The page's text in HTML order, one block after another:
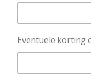
Eventuele korting